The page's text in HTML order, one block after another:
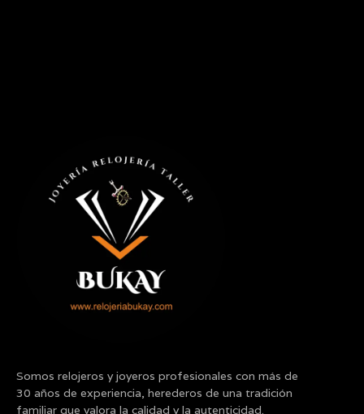
Somos relojeros y joyeros profesionales con más de
30 años de experiencia, herederos de una tradición
familiar que valora la calidad y la autenticidad.